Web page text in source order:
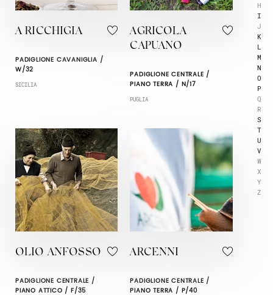
H
I
J
K
L
M
N
O
P
Q
R
S
T
U
V
W
X
Y
Z
A RICCHIGIA
PADIGLIONE CAVANIGLIA /
W/32
SICILIA
AGRICOLA
CAPUANO
PADIGLIONE CENTRALE /
PIANO TERRA / N/17
PUGLIA
OLIO ANFOSSO
PADIGLIONE CENTRALE /
PIANO ATTICO / F/35
ARCENNI
PADIGLIONE CENTRALE /
PIANO TERRA / P/40